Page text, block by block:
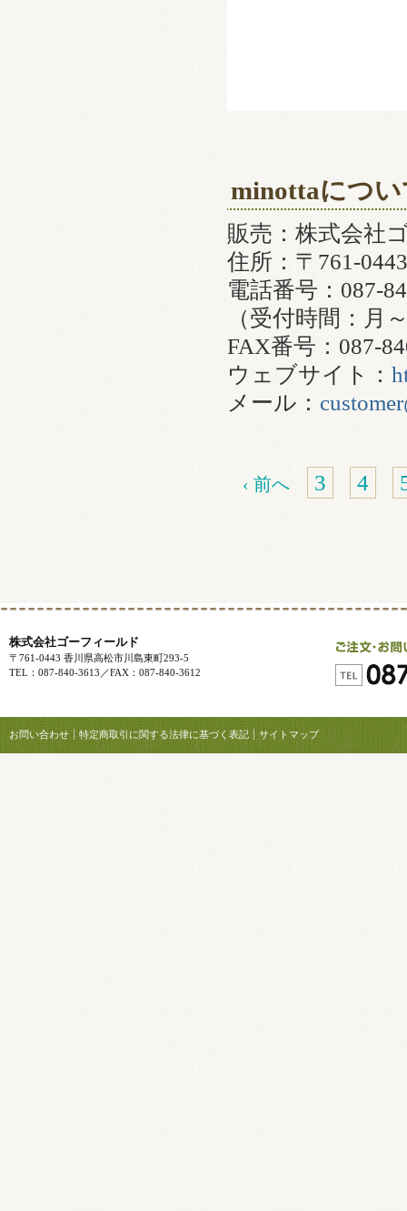
minottaにつ
販売：株式会社
住所：〒761-
電話番号：087-
（受付時間：
FAX番号：087-
ウェブサイト：
メール：
‹ 前へ 3 4
株式会社ゴーフィールド
〒761-0443 香川県高松市川島東町293-5
TEL：087-840-3613／FAX：087-840-3612
お問い合わせ 特定商取引に関する法律に基づく表記 サイトマップ